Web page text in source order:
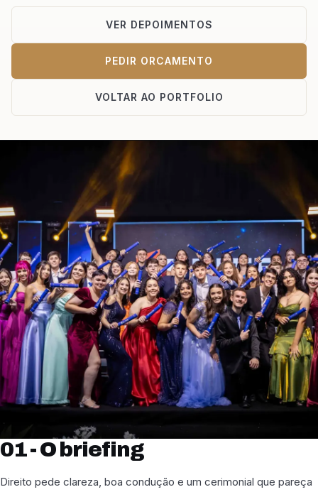
VER DEPOIMENTOS
PEDIR ORCAMENTO
VOLTAR AO PORTFOLIO
01 - O briefing
Direito pede clareza, boa condução e um cerimonial que pareça